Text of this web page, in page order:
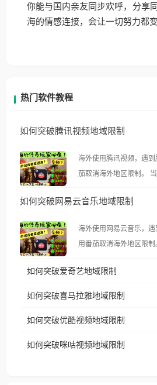
你能与国内亲友同步欢呼，分享
海的情感连接，会让一切努力都变
热门软件教程
如何突破腾讯视频地域限制
海外使用腾讯视频，遇
茄取消海外地区限制。 当在海外打开腾讯视频，却突
示语。 海外用户如香港、澳门、台湾、美国、加拿
像其他音乐平台一样，
仅能在中国大陆地区播放。 遇到这个问题的朋友
使用番茄回国加速器，即
台湾、美国、加拿大、
权限制所困扰。
如何突破网易云音乐地域限制
海外使用网易云音乐，
用番茄取消海外地区限制。 当在海外打开网易
播放”的提示语。 海外用户如香港、澳门、台湾、美
国、加拿大、澳大利亚
制问题，且仅能在中国大陆地区播
户收听网易云音乐地区版
如何突破爱奇艺地域限制
如何突破喜马拉雅地域限制
如何突破优酷视频地域限制
如何突破咪咕视频地域限制